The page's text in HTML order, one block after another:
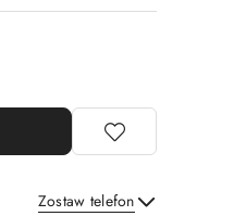
Zostaw telefon